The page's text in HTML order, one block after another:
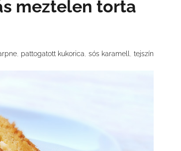
meztelen torta
, pattogatott kukorica, sós karamell , tejszín